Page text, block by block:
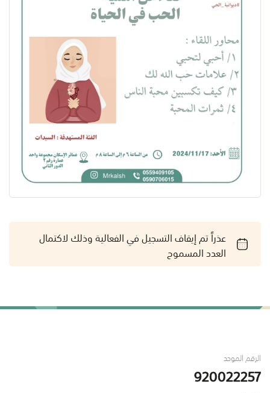
عذراً تم إيقاف التسجيل في الفعالية وذلك لاكتمال
العدد المسموح
الرقم الموحد
920022257